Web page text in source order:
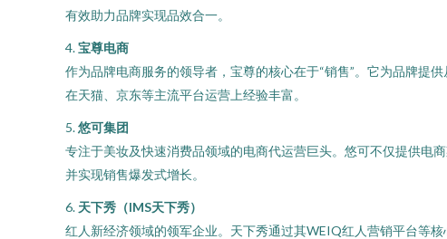
有效助力品牌实现品效合一。
4.宝尊电商
作为品牌电商服务的领导者，宝尊的核心在于“销售”。它为品牌提
在天猫、京东等主流平台运营上经验丰富。
5.悠可集团
专注于美妆及快速消费品领域的电商代运营巨头。悠可不仅提供电
并实现销售爆发式增长。
6. 天下秀（IMS天下秀）
红人新经济领域的领军企业。天下秀通过其WEIQ红人营销平台等